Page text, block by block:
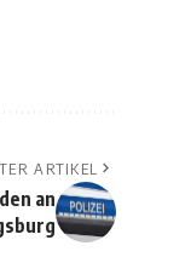
ARTIKEL
an